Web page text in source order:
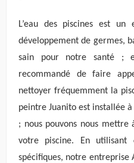
L’eau des piscines est un
développement de germes,
sain pour notre santé ;
recommandé de faire
nettoyer fréquemment la
peintre Juanito est installée
; nous pouvons nous
votre piscine. En utilisant
spécifiques, notre entreprise